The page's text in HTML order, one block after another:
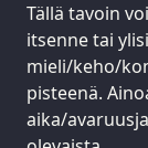
Tällä tavoin
itsenne tai
mieli/keho/
pisteenä.
aika/